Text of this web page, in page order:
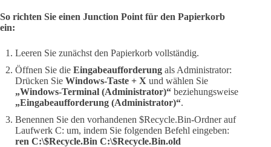
So richten Sie einen Junction Point für den Papierkorb
ein:
Leeren Sie zunächst den Papierkorb vollständig.
Öffnen Sie die Eingabeaufforderung als Administrator:
Drücken Sie Windows-Taste + X und wählen Sie
„Windows-Terminal (Administrator)“ beziehungsweise
„Eingabeaufforderung (Administrator)“.
Benennen Sie den vorhandenen $Recycle.Bin-Ordner auf
Laufwerk C: um, indem Sie folgenden Befehl eingeben:
ren C:\$Recycle.Bin C:\$Recycle.Bin.old